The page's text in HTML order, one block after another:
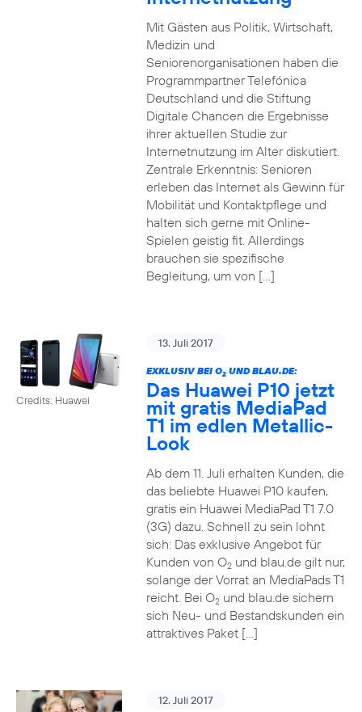
Mit Gästen aus Politik, Wirtschaft,
Medizin und
Seniorenorganisationen haben die
Programmpartner Telefónica
Deutschland und die Stiftung
Digitale Chancen die Ergebnisse
ihrer aktuellen Studie zur
Internetnutzung im Alter diskutiert.
Zentrale Erkenntnis: Senioren
erleben das Internet als Gewinn für
Mobilität und Kontaktpflege und
halten sich gerne mit Online-
Spielen geistig fit. Allerdings
brauchen sie spezifische
Begleitung, um von […]
Credits: Huawei
13. Juli 2017
EXKLUSIV BEI O2UND BLAU.DE:
Das Huawei P10 jetzt
mit gratis MediaPad
T1 im edlen Metallic-
Look
Ab dem 11. Juli erhalten Kunden, die
das beliebte Huawei P10 kaufen,
gratis ein Huawei MediaPad T1 7.0
(3G) dazu. Schnell zu sein lohnt
sich: Das exklusive Angebot für
Kunden von O2und blau.de gilt nur,
solange der Vorrat an MediaPads T1
reicht. Bei O2und blau.de sichern
sich Neu- und Bestandskunden ein
attraktives Paket […]
12. Juli 2017